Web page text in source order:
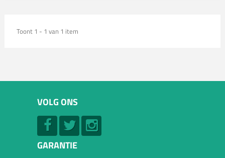
Toont 1 - 1 van 1 item
VOLG ONS
GARANTIE